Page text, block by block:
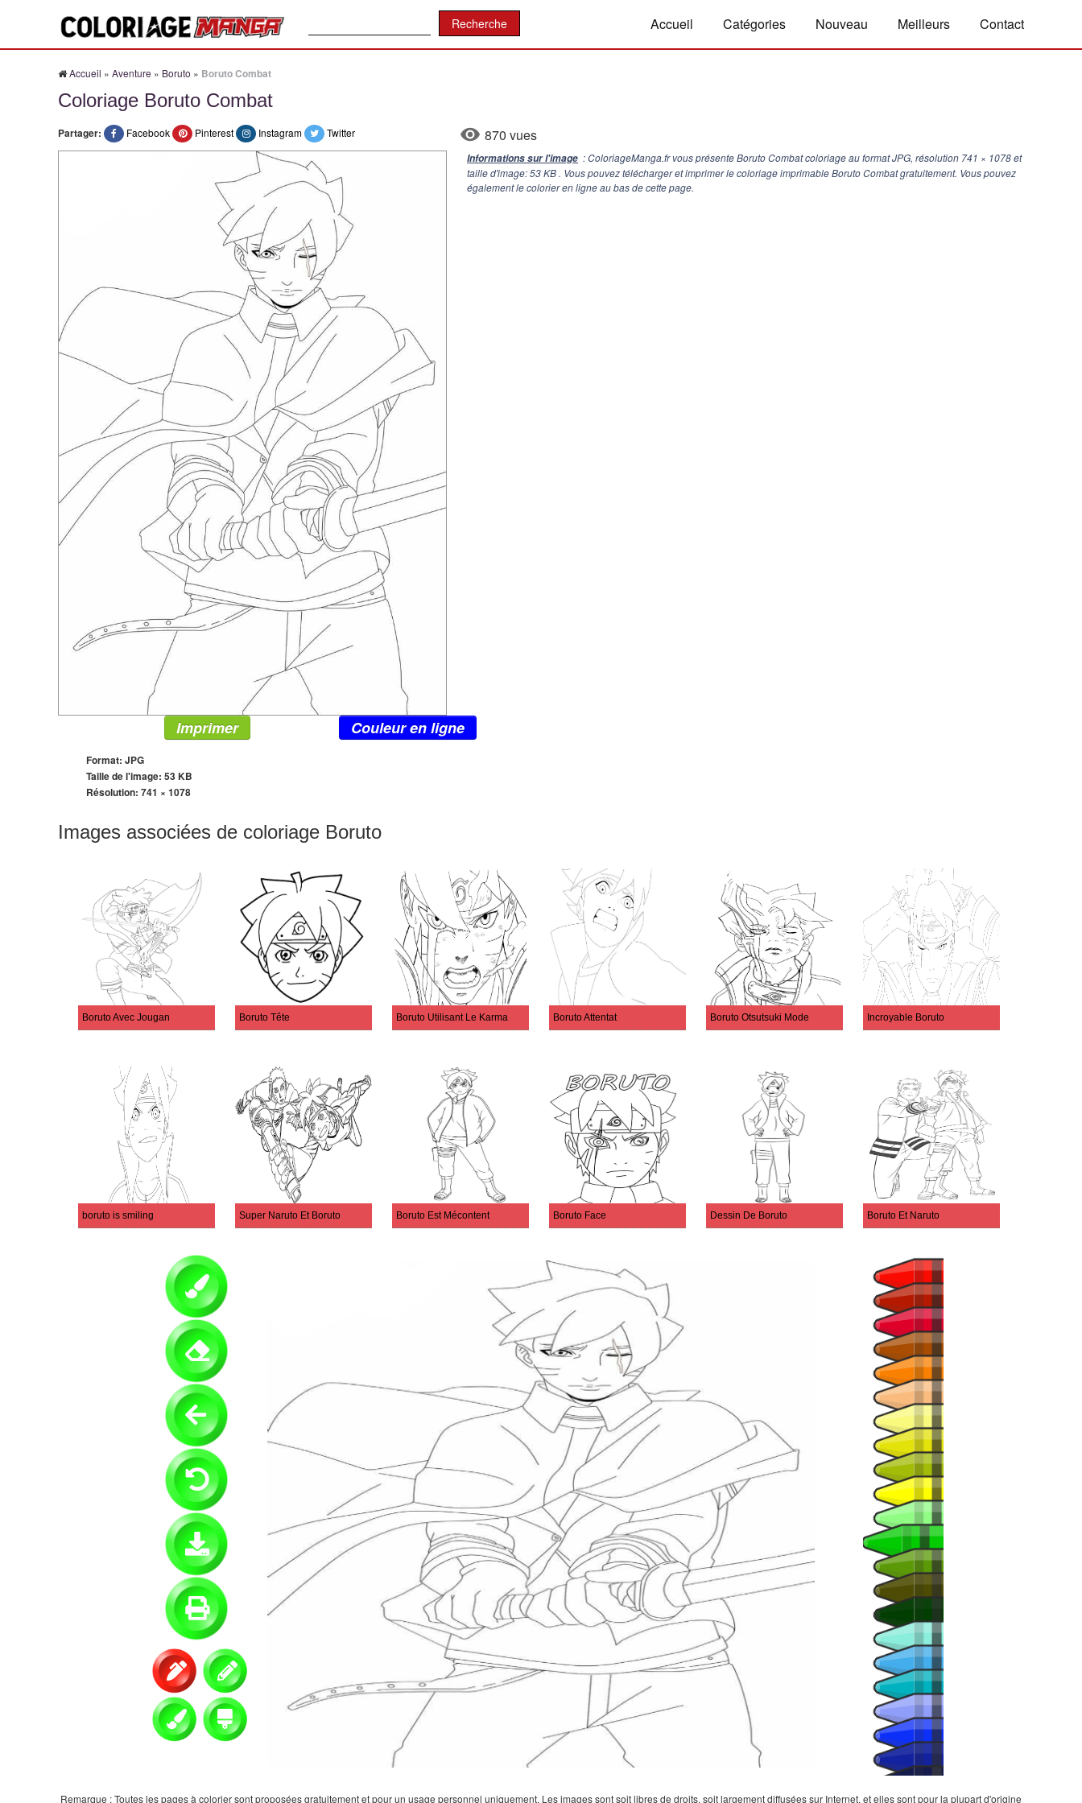
Accueil Catégories Nouveau Meilleurs Contact
Accueil » Aventure » Boruto » Boruto Combat
Coloriage Boruto Combat
Partager: Facebook Pinterest Instagram Twitter 870 vues
Informations sur l'image : ColoriageManga.fr vous présente Boruto Combat coloriage au format JPG, résolution 741 × 1078et
taille d'image: 53 KB . Vous pouvez télécharger et imprimer le coloriage imprimable Boruto Combat gratuitement. Vous pouvez
également le colorier en ligne au bas de cette page.
Imprimer Couleur en ligne
Format: JPG
Taille de l'image: 53 KB
Résolution: 741 × 1078
Images associées de coloriage Boruto
Boruto Avec Jougan Boruto Tête Boruto Utilisant Le Karma Boruto Attentat Boruto Otsutsuki Mode Incroyable Boruto
boruto is smiling Super Naruto Et Boruto Boruto Est Mécontent Boruto Face Dessin De Boruto Boruto Et Naruto
Remarque : Toutes les pages à colorier sont proposées gratuitement et pour un usage personnel uniquement. Les images sont soit libres de droits, soit largement diffusées sur Internet, et elles sont pour la plupart d'origine